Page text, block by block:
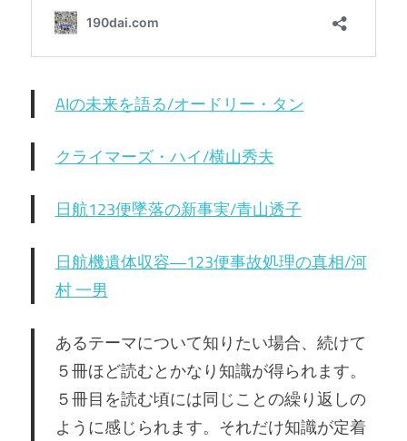
AIの未来を語る/オードリー・タン
クライマーズ・ハイ/横山秀夫
日航123便墜落の新事実/青山透子
日航機遺体収容―123便事故処理の真相/河
村 一男
あるテーマについて知りたい場合、続けて
５冊ほど読むとかなり知識が得られます。
５冊目を読む頃には同じことの繰り返しの
ように感じられます。それだけ知識が定着